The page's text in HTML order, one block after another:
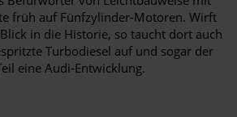
früh auf Fünfzylinder-Motoren. Wirft
in die Historie, so taucht dort auch
Turbodiesel auf und sogar der
eine Audi-Entwicklung.